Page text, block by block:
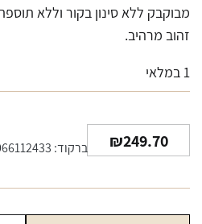
מבוקבק ללא סינון בקור וללא
זהוב מרהיב.
1 במלאי
₪249.70 ברקוד: 5018066112433